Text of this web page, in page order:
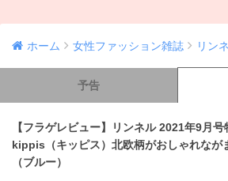
ホーム 女性ファッション雑誌 リン
予告
【フラゲレビュー】リンネル 2021年9月号
kippis（キッピス）北欧柄がおしゃれなが
（ブルー）